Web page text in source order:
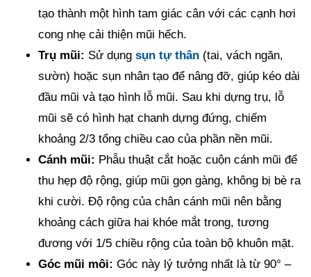
tạo thành một hình tam giác cân với các cạnh hơi
cong nhẹ cải thiện mũi hếch.
Trụ mũi: Sử dụng sụn tự thân (tai, vách ngăn,
sườn) hoặc sụn nhân tạo để nâng đỡ, giúp kéo dài
đầu mũi và tạo hình lỗ mũi. Sau khi dựng trụ, lỗ
mũi sẽ có hình hạt chanh dựng đứng, chiếm
khoảng 2/3 tổng chiều cao của phần nền mũi.
Cánh mũi: Phẫu thuật cắt hoặc cuộn cánh mũi để
thu hẹp độ rộng, giúp mũi gọn gàng, không bị bè ra
khi cười. Độ rộng của chân cánh mũi nên bằng
khoảng cách giữa hai khóe mắt trong, tương
đương với 1/5 chiều rộng của toàn bộ khuôn mặt.
Góc mũi môi: Góc này lý tưởng nhất là từ 90° –